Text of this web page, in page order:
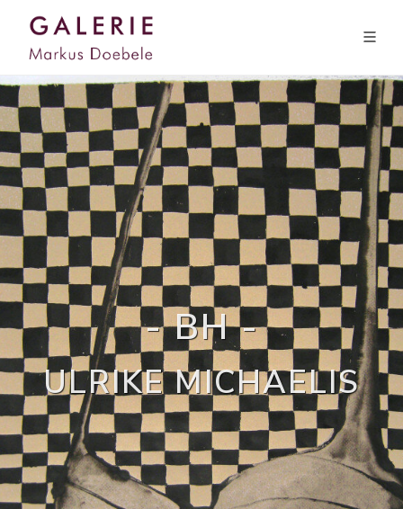
- BH -
ULRIKE MICHAELIS